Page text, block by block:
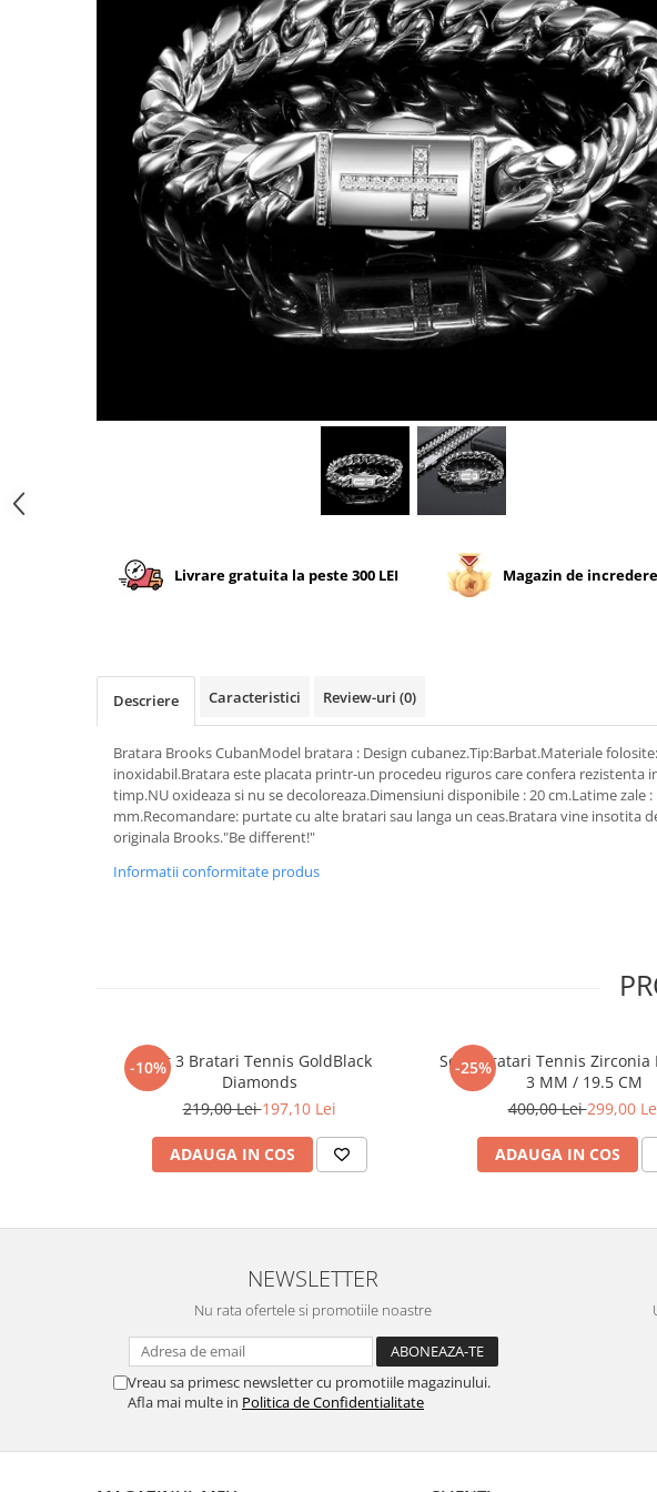
Livrare gratuita la peste 300 LEI Magazin de
Descriere Caracteristici Review-uri (0)
Bratara Brooks CubanModel bratara : Design cubanez.Tip:Barbat.Materiale
inoxidabil.Bratara este placata printr-un procedeu riguros care confera rezistenta
timp.NU oxideaza si nu se decoloreaza.Dimensiuni disponibile : 20 cm.Latime zale :
mm.Recomandare: purtate cu alte bratari sau langa un ceas.Bratara vine insotita
originala Brooks."Be different!"
Informatii conformitate produs
-10%Set 3 Bratari Tennis GoldBlack
Diamonds
219,00 Lei197,10 Lei
ADAUGA IN COS
-25%
Set 5 Bratari Tennis Zirconia
3 MM / 19.5 CM
400,00 Lei299,00
ADAUGA IN COS
NEWSLETTER
Nu rata ofertele si promotiile noastre
Vreau sa primesc newsletter cu promotiile magazinului.
Afla mai multe in Politica de Confidentialitate